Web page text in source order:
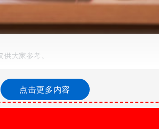
大家参考。
活”的发展理念，一直致力于培养中国it技能
家知名企业建立了战略球宴app下载的合
点击更多内容